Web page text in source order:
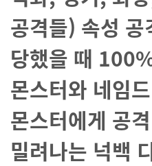
공격들) 속성 공
당했을 때
몬스터와 네임
몬스터에게 공
밀려나는 넉백